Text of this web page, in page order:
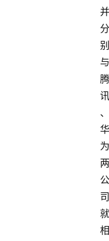
并
分
别
与
腾
讯
、
华
为
两
公
司
就
相